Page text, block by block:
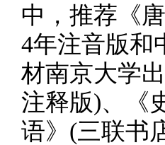
中，推荐《
4年注音版和
材南京大学
注释版)、《
语》(三联书